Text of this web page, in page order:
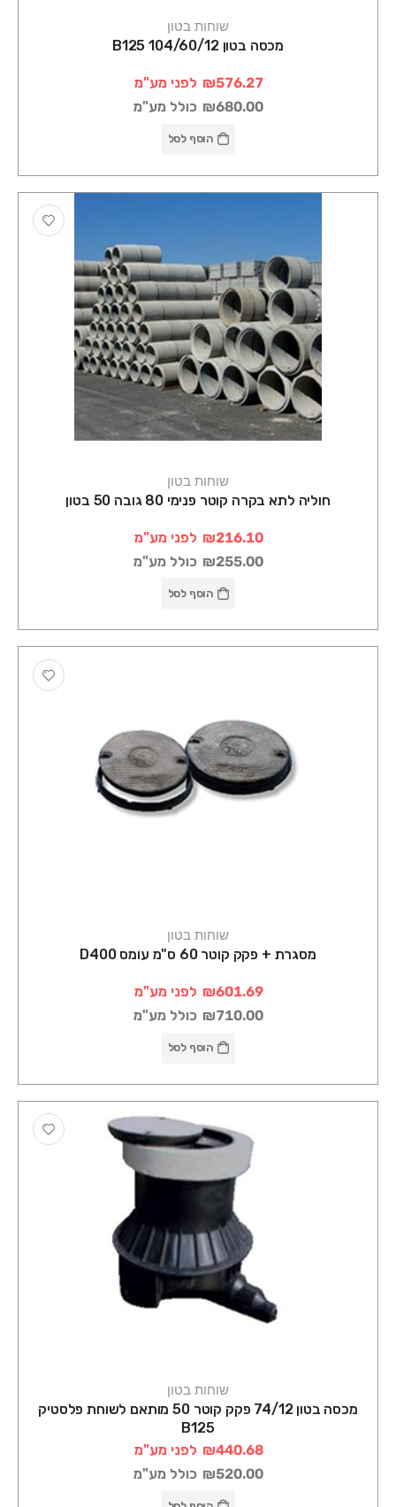
שוחות בטון
מכסה בטון 104/60/12 B125
₪576.27 לפני מע"מ
₪680.00 כולל מע"מ
הוסף לסל
שוחות בטון
חוליה לתא בקרה קוטר פנימי 80 גובה 50 בטון
₪216.10 לפני מע"מ
₪255.00 כולל מע"מ
הוסף לסל
שוחות בטון
מסגרת + פקק קוטר 60 ס"מ עומס D400
₪601.69 לפני מע"מ
₪710.00 כולל מע"מ
הוסף לסל
שוחות בטון
מכסה בטון 74/12 פקק קוטר 50 מותאם לשוחת פלסטיק
B125
₪440.68 לפני מע"מ
₪520.00 כולל מע"מ